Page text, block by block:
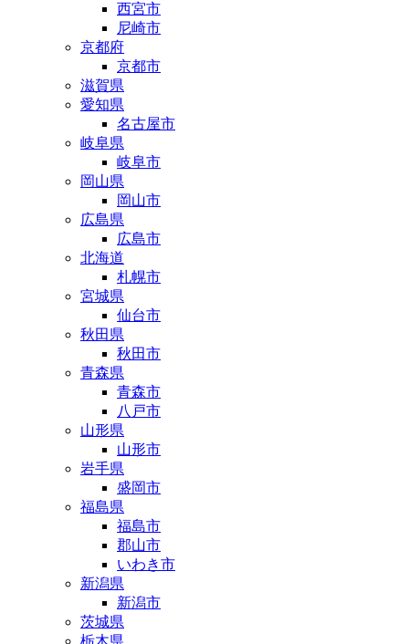
西宮市
尼崎市
京都府
京都市
滋賀県
愛知県
名古屋市
岐阜県
岐阜市
岡山県
岡山市
広島県
広島市
北海道
札幌市
宮城県
仙台市
秋田県
秋田市
青森県
青森市
八戸市
山形県
山形市
岩手県
盛岡市
福島県
福島市
郡山市
いわき市
新潟県
新潟市
茨城県
栃木県